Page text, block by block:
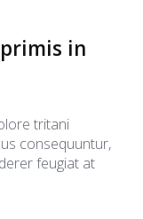
in
tritani
consequuntur,
feugiat at